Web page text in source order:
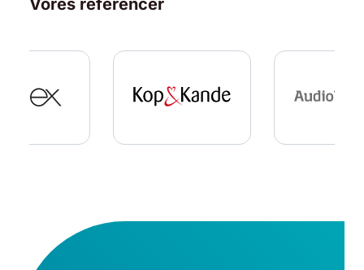
Vores referencer